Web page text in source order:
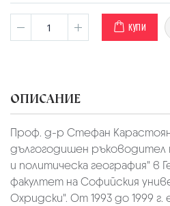
КУПИ
ОПИСАНИЕ
Проф. д-р Стефан
дългогодишен ръководител
и политическа география" в
факултет на Софийския
Охридски". От 1993 до 1999 г.